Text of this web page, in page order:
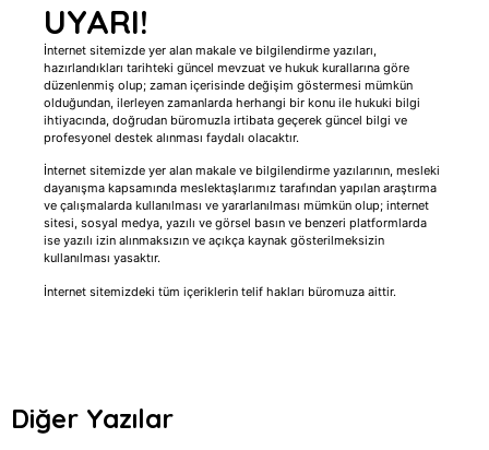
UYARI!
İnternet sitemizde yer alan makale ve bilgilendirme yazıları,
hazırlandıkları tarihteki güncel mevzuat ve hukuk kurallarına göre
düzenlenmiş olup; zaman içerisinde değişim göstermesi mümkün
olduğundan, ilerleyen zamanlarda herhangi bir konu ile hukuki bilgi
ihtiyacında, doğrudan büromuzla irtibata geçerek güncel bilgi ve
profesyonel destek alınması faydalı olacaktır.
İnternet sitemizde yer alan makale ve bilgilendirme yazılarının, mesleki
dayanışma kapsamında meslektaşlarımız tarafından yapılan araştırma
ve çalışmalarda kullanılması ve yararlanılması mümkün olup; internet
sitesi, sosyal medya, yazılı ve görsel basın ve benzeri platformlarda
ise yazılı izin alınmaksızın ve açıkça kaynak gösterilmeksizin
kullanılması yasaktır.
İnternet sitemizdeki tüm içeriklerin telif hakları büromuza aittir.
Diğer Yazılar